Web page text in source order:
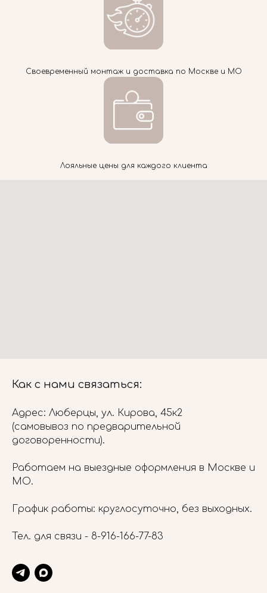
Своевременный монтаж и доставка по Москве и МО
Лояльные цены для каждого клиента
Как с нами связаться:
Адрес: Люберцы, ул. Кирова, 45к2
(самовывоз по предварительной
договоренности).
Работаем на выездные оформления в Москве и
МО.
График работы: круглосуточно, без выходных.
Тел. для связи - 8-916-166-77-83